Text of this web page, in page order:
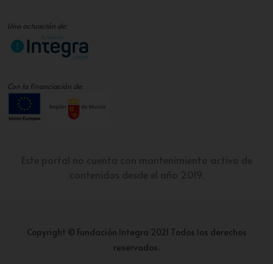
Una actuación de:
Con la financiación de:
Copyright © Fundación Integra 2021 Todos los derechos
reservados.